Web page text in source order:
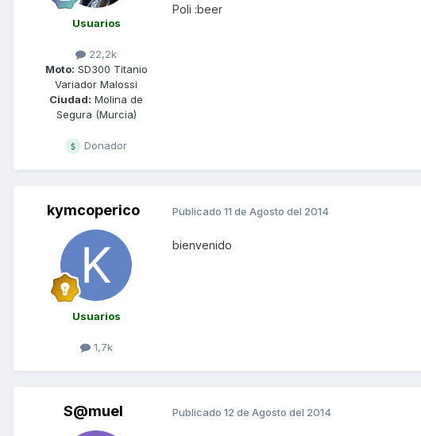
Usuarios
22,2k
Moto: SD300 Titanio
Variador Malossi
Ciudad: Molina de
Segura (Murcia)
Donador
Poli :beer
kymcoperico
Usuarios
1,7k
Publicado 11 de Agosto del 2014
bienvenido
S@muel Publicado 12 de Agosto del 2014